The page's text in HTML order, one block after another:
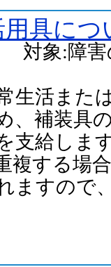
具につ
対象:障
生活また
、補装具
支給しま
複する場
ますので